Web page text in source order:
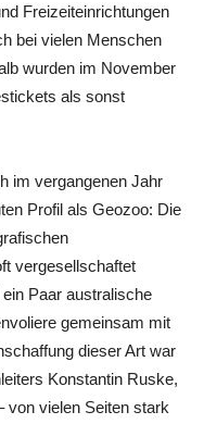
Freizeiteinrichtungen
bei vielen Menschen
wurden im November
als sonst
im vergangenen Jahr
Profil als Geozoo: Die
vergesellschaftet
Paar australische
gemeinsam mit
dieser Art war
Konstantin Ruske,
von vielen Seiten stark